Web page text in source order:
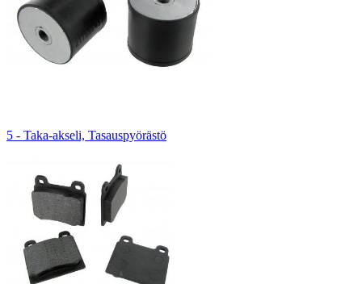
5 - Taka-akseli, Tasauspyörästö